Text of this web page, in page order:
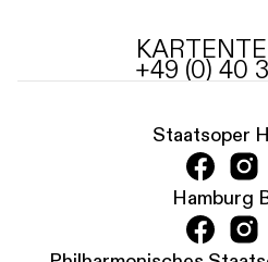
+49 (0) 40
Staatsoper
Hamburg